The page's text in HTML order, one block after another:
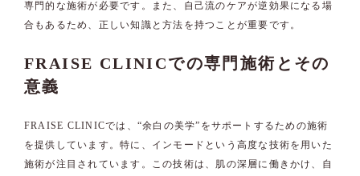
専門的な施術が必要です。また、自己流のケアが逆効果になる場
合もあるため、正しい知識と方法を持つことが重要です。
FRAISE CLINICでの専門施術とその
意義
FRAISE CLINICでは、“余白の美学”をサポートするための施術
を提供しています。特に、インモードという高度な技術を用いた
施術が注目されています。この技術は、肌の深層に働きかけ、自